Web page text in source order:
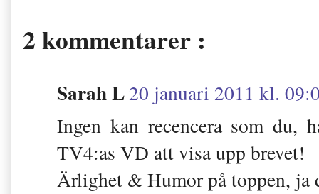
2 kommentarer :
Sarah L20 januari 2011 kl.
Ingen kan recencera som du,
TV4:as VD att visa upp brevet!
Ärlighet & Humor på toppen,